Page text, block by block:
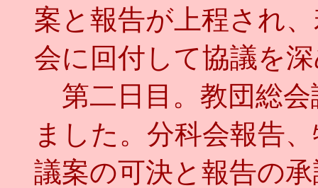
案と報告が上程され
会に回付して協議を
第二日目。教団総会
ました。分科会報告
議案の可決と報告の